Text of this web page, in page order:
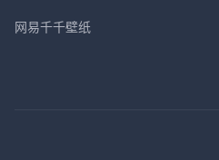
网易千千壁纸